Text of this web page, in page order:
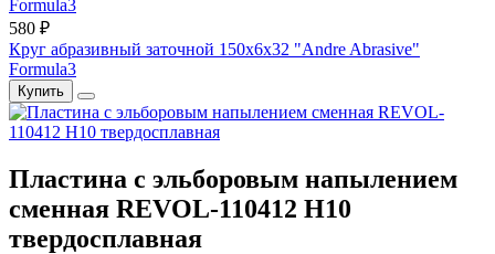
580 ₽
Круг абразивный заточной 150х6х32 "Andre Abrasive"
Formula3
Купить
Пластина с эльборовым напылением
сменная REVOL-110412 Н10
твердосплавная